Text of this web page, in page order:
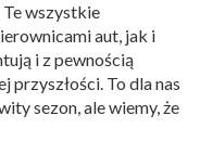
Te wszystkie
aut, jak i
i z pewnością
przyszłości. To dla nas
sezon, ale wiemy, że